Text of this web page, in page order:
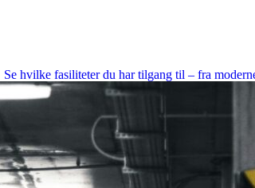
Se hvilke fasiliteter du har tilgang til – fra
kreative studioer og fleksible